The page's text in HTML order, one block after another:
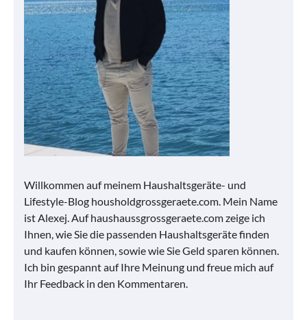
Willkommen auf meinem Haushaltsgeräte- und
Lifestyle-Blog housholdgrossgeraete.com. Mein Name
ist Alexej. Auf haushaussgrossgeraete.com zeige ich
Ihnen, wie Sie die passenden Haushaltsgeräte finden
und kaufen können, sowie wie Sie Geld sparen können.
Ich bin gespannt auf Ihre Meinung und freue mich auf
Ihr Feedback in den Kommentaren.